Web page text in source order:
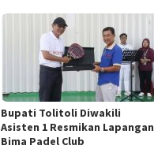
Bupati Tolitoli Diwakili
Asisten 1 Resmikan Lapangan
Bima Padel Club